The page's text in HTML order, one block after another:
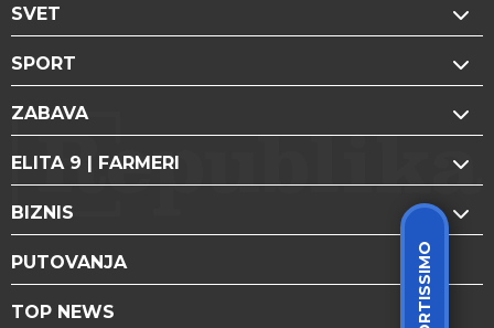
SPORTISSIMO
SVET
SPORT
ZABAVA
ELITA 9 | FARMERI
BIZNIS
PUTOVANJA
TOP NEWS